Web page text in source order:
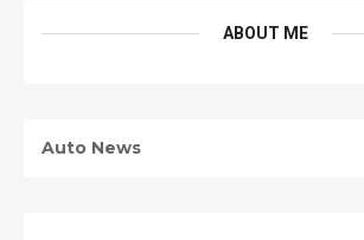
ABOUT ME
Auto News